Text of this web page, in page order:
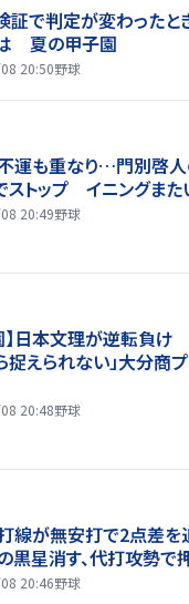
証で判定が変わったと
夏の甲子園
20:50野球
不運も重なり…門別啓
ストップ イニングまた
20:49野球
】日本文理が逆転負け
捉えられない」大分商
20:48野球
打線が無安打で2点差
黒星消す、代打攻勢で
20:46野球